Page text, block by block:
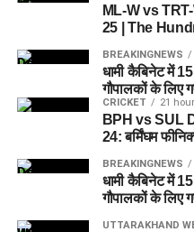
ML-W vs
25 | The
BREAKINGNEWS
धामी कैबिनेट में
गौपालकों के लिए
CRICKET 21
BPH vs SUL
24: बर्मिंघम
BREAKINGNEWS
धामी कैबिनेट में
गौपालकों के लिए
UTTARAKHAND